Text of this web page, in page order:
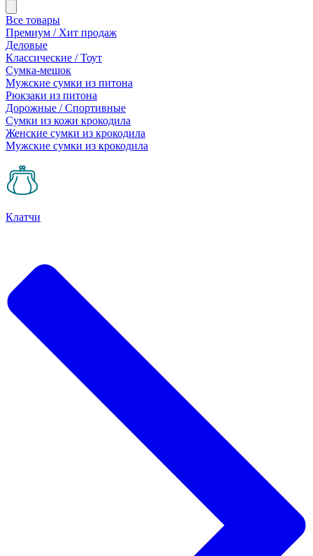
Все товары
Премиум / Хит продаж
Деловые
Классические / Тоут
Сумка-мешок
Мужские сумки из питона
Рюкзаки из питона
Дорожные / Спортивные
Сумки из кожи крокодила
Женские сумки из крокодила
Мужские сумки из крокодила
Клатчи